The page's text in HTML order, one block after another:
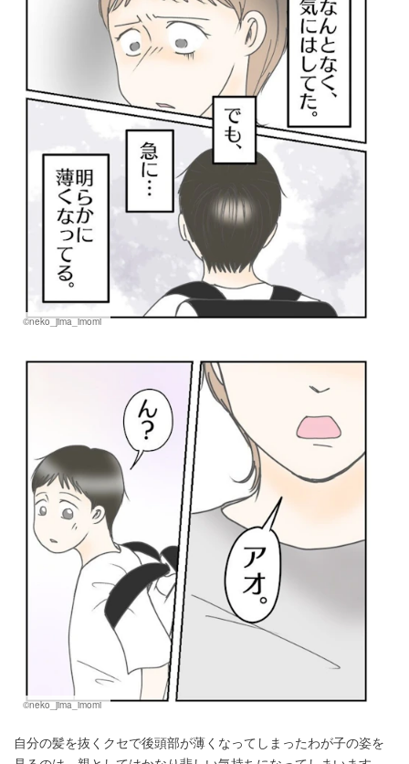
©neko_jima_imomi
©neko_jima_imomi
自分の髪を抜くクセで後頭部が薄くなってしまったわが子の姿を